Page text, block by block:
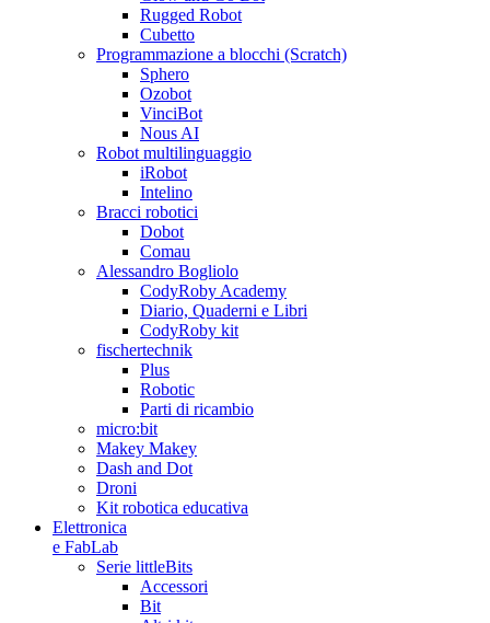
Rugged Robot
Cubetto
Programmazione a blocchi (Scratch)
Sphero
Ozobot
VinciBot
Nous AI
Robot multilinguaggio
iRobot
Intelino
Bracci robotici
Dobot
Comau
Alessandro Bogliolo
CodyRoby Academy
Diario, Quaderni e Libri
CodyRoby kit
fischertechnik
Plus
Robotic
Parti di ricambio
micro:bit
Makey Makey
Dash and Dot
Droni
Kit robotica educativa
Elettronica
e FabLab
Serie littleBits
Accessori
Bit